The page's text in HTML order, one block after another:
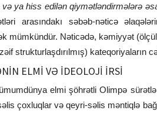
ya hiss edilən qiymətləndirmələrə
arasındakı səbəb-nəticə
mümkündür. Nəticədə, kəmiyyət
strukturlaşdırılmış) kateqoriyaların
ELMİ VƏ İDEOLOJİ İRSİ
elmi şöhrətli Olimpə
çoxluqlar və qeyri-səlis məntiqlə